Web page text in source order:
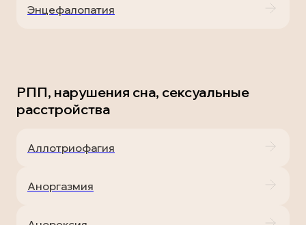
Энцефалопатия
РПП, нарушения сна, сексуальные
расстройства
Аллотриофагия
Аноргазмия